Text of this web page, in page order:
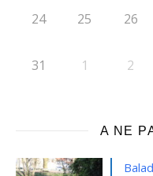
24 25 26
31 1 2
A NE